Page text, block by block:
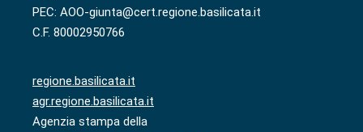
PEC: AOO-giunta@cert.regione.basilicata.it
C.F. 80002950766
regione.basilicata.it
agr.regione.basilicata.it
Agenzia stampa della